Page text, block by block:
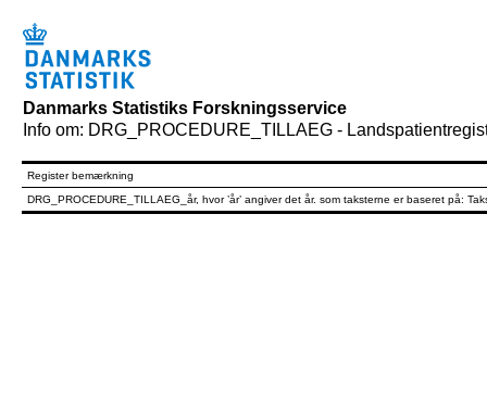
Danmarks Statistiks Forskningsservice
Info om: DRG_PROCEDURE_TILLAEG -
Register bemærkning
DRG_PROCEDURE_TILLAEG_år, hvor ’år’ angiver det år. som taksterne er baseret på: